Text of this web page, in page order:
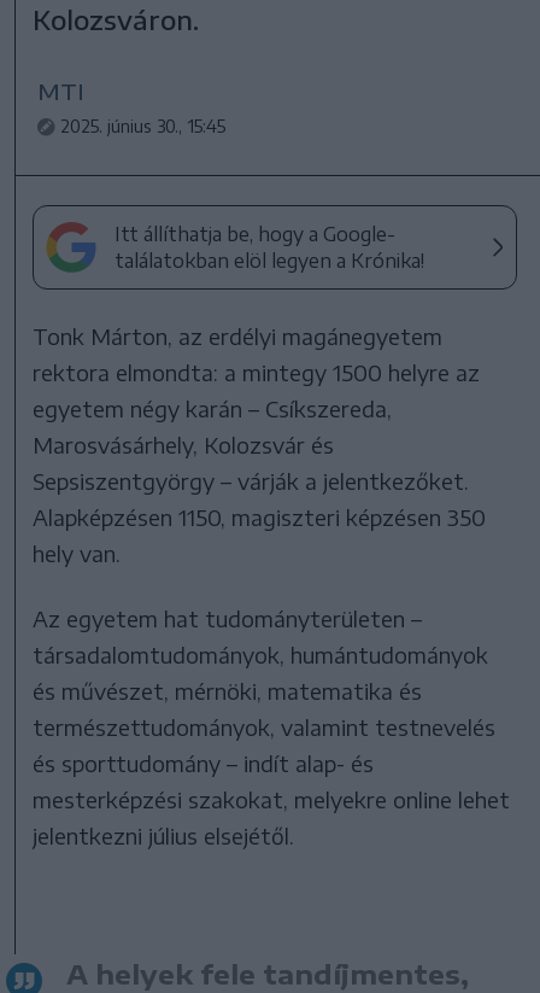
Kolozsváron.
MTI
2025. június 30., 15:45
Itt állíthatja be, hogy a Google-
találatokban elöl legyen a Krónika!
Tonk Márton, az erdélyi magánegyetem
rektora elmondta: a mintegy 1500 helyre az
egyetem négy karán – Csíkszereda,
Marosvásárhely, Kolozsvár és
Sepsiszentgyörgy – várják a jelentkezőket.
Alapképzésen 1150, magiszteri képzésen 350
hely van.
Az egyetem hat tudományterületen –
társadalomtudományok, humántudományok
és művészet, mérnöki, matematika és
természettudományok, valamint testnevelés
és sporttudomány – indít alap- és
mesterképzési szakokat, melyekre online lehet
jelentkezni július elsejétől.
A helyek fele tandíjmentes,